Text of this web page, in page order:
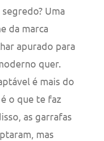
Uma
da marca
apurado para
quer.
é mais do
o que te faz
as garrafas
mas